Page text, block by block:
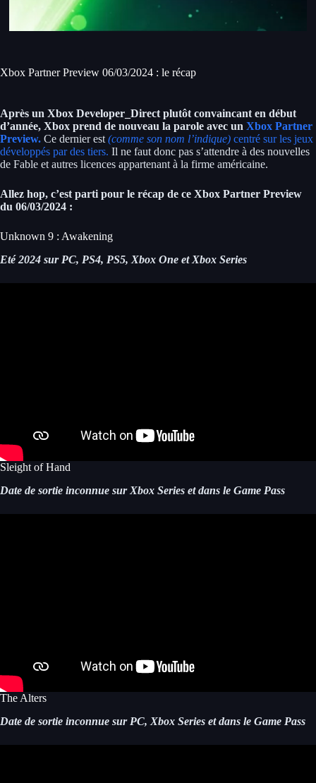
Xbox Partner Preview 06/03/2024 : le récap
Après un Xbox Developer_Direct plutôt convaincant en début
d’année, Xbox prend de nouveau la parole avec un Xbox Partner
Preview. Ce dernier est (comme son nom l’indique) centré sur les jeux
développés par des tiers. Il ne faut donc pas s’attendre à des nouvelles
de Fable et autres licences appartenant à la firme américaine.
Allez hop, c’est parti pour le récap de ce Xbox Partner Preview
du 06/03/2024 :
Unknown 9 : Awakening
Eté 2024 sur PC, PS4, PS5, Xbox One et Xbox Series
Sleight of Hand
Date de sortie inconnue sur Xbox Series et dans le Game Pass
The Alters
Date de sortie inconnue sur PC, Xbox Series et dans le Game Pass